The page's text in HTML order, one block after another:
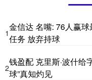
1
金信达 名嘴: 76人赢
任务 放弃持球
2
钱盈配 克里斯·波什给
球”真知灼见